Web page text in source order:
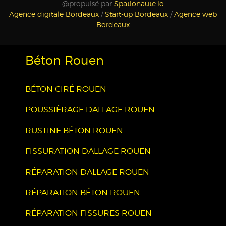
@propulsé par Spationaute.io
Agence digitale Bordeaux /Start-up Bordeaux /Agence web
Bordeaux
Béton Rouen
BÉTON CIRÉ ROUEN
POUSSIÈRAGE DALLAGE ROUEN
RUSTINE BÉTON ROUEN
FISSURATION DALLAGE ROUEN
RÉPARATION DALLAGE ROUEN
RÉPARATION BÉTON ROUEN
RÉPARATION FISSURES ROUEN